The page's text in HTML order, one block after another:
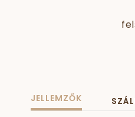
JELLEMZŐK